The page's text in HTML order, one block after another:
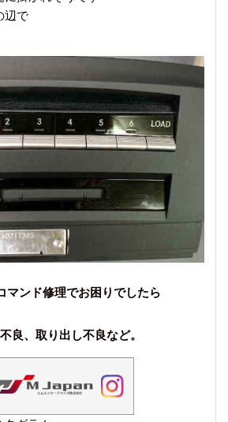
辺で
マンド修理でお困りでしたら
良、取り出し不良など。